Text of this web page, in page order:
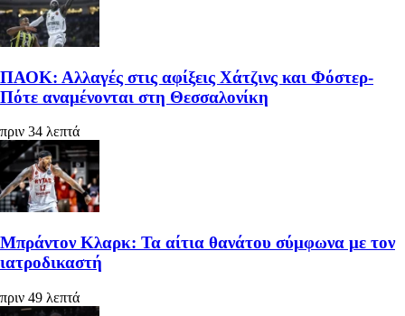
ΠΑΟΚ: Αλλαγές στις αφίξεις Χάτζινς και Φόστερ-
Πότε αναμένονται στη Θεσσαλονίκη
πριν 34 λεπτά
Μπράντον Κλαρκ: Τα αίτια θανάτου σύμφωνα με τον
ιατροδικαστή
πριν 49 λεπτά